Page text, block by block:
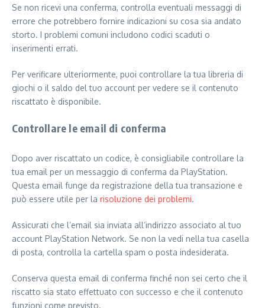
Se non ricevi una conferma, controlla eventuali messaggi di
errore che potrebbero fornire indicazioni su cosa sia andato
storto. I problemi comuni includono codici scaduti o
inserimenti errati.
Per verificare ulteriormente, puoi controllare la tua libreria di
giochi o il saldo del tuo account per vedere se il contenuto
riscattato è disponibile.
Controllare le email di conferma
Dopo aver riscattato un codice, è consigliabile controllare la
tua email per un messaggio di conferma da PlayStation.
Questa email funge da registrazione della tua transazione e
può essere utile per la risoluzione dei problemi.
Assicurati che l’email sia inviata all’indirizzo associato al tuo
account PlayStation Network. Se non la vedi nella tua casella
di posta, controlla la cartella spam o posta indesiderata.
Conserva questa email di conferma finché non sei certo che il
riscatto sia stato effettuato con successo e che il contenuto
funzioni come previsto.